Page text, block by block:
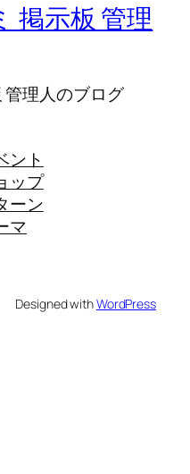
掲示板 管理
管理人のブログ
ント
ップ
ーン
マ
Designed withWordPress